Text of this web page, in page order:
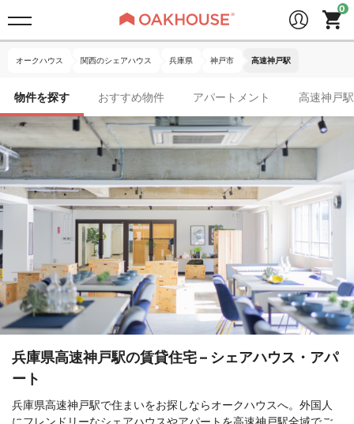
オークハウス 関西のシェアハウス 兵庫県 神戸市 高速神戸駅
物件を探す おすすめ物件 アパートメント 高速神戸
兵庫県高速神戸駅の賃貸住宅 – シェアハウス・アパ
ート
兵庫県高速神戸駅で住まいをお探しならオークハウスへ。外国人